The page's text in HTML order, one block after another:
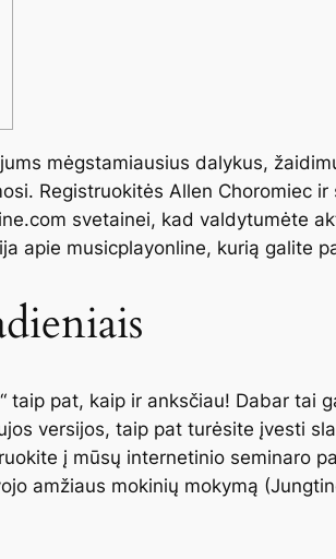
mėgstamiausius dalykus,
Registruokitės Allen Choromiec
svetainei, kad valdytumėte
apie musicplayonline, kurią galite
taip pat, kaip ir anksčiau! Dabar tai
versijos, taip pat turėsite įvesti
į mūsų internetinio seminaro
amžiaus mokinių mokymą